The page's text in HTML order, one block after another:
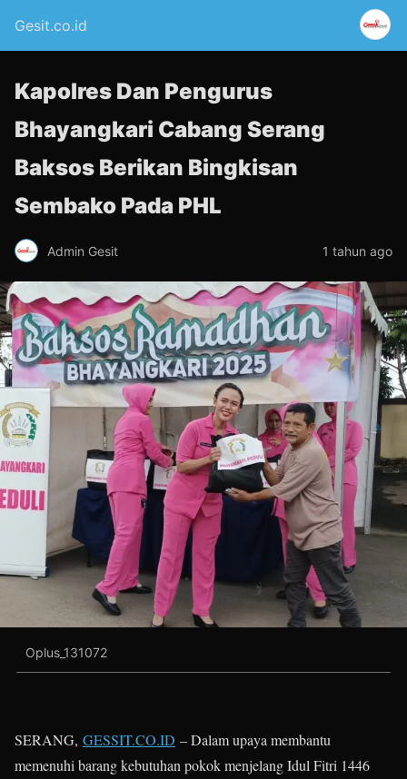
Gesit.co.id
Kapolres Dan Pengurus
Bhayangkari Cabang Serang
Baksos Berikan Bingkisan
Sembako Pada PHL
Admin Gesit 1 tahun ago
Oplus_131072
SERANG, GESSIT.CO.ID – Dalam upaya membantu
memenuhi barang kebutuhan pokok menjelang Idul Fitri 1446